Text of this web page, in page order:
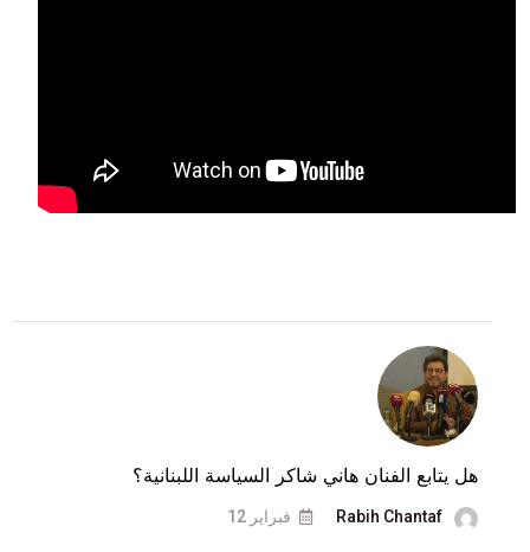
هل يتابع الفنان هاني شاكر السياسة اللبنانية؟
Rabih Chantaf فبراير 12